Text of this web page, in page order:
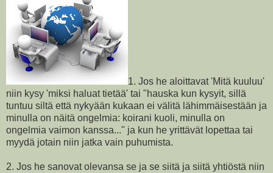
1. Jos he aloittavat 'Mitä kuuluu'
niin kysy 'miksi haluat tietää' tai "hauska kun kysyit, sillä
tuntuu siltä että nykyään kukaan ei välitä lähimmäisestään ja
minulla on näitä ongelmia: koirani kuoli, minulla on
ongelmia vaimon kanssa..." ja kun he yrittävät lopettaa tai
myydä jotain niin jatka vain puhumista.
2. Jos he sanovat olevansa se ja se siitä ja siitä yhtiöstä niin